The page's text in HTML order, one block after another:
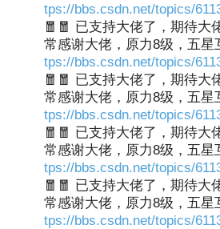
tps://bbs.csdn.net/topics/
🧧🧧 已支持大佬了，期待大
常感谢大佬，原力8级，五星互
tps://bbs.csdn.net/topics/
🧧🧧 已支持大佬了，期待大
常感谢大佬，原力8级，五星互
tps://bbs.csdn.net/topics/
🧧🧧 已支持大佬了，期待大
常感谢大佬，原力8级，五星互
tps://bbs.csdn.net/topics/
🧧🧧 已支持大佬了，期待大
常感谢大佬，原力8级，五星互
tps://bbs.csdn.net/topics/